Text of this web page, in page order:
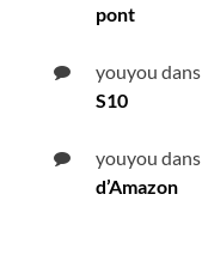
pont
youyou dans
S10
youyou dans
d’Amazon